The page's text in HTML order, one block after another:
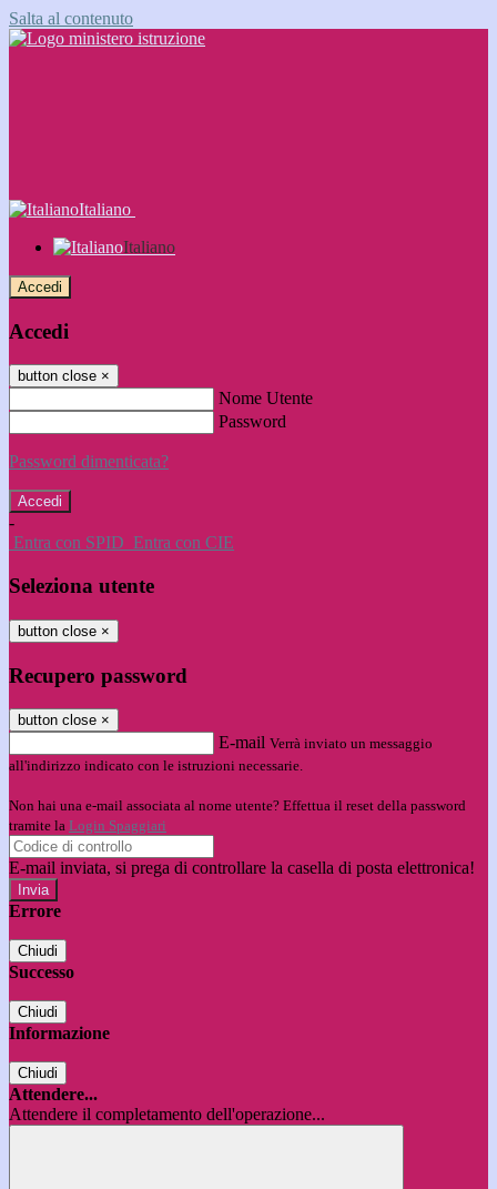
Salta al contenuto
Italiano
Italiano
Accedi
Accedi
button close ×
Nome Utente
Password
Password dimenticata?
-
Entra con SPID Entra con CIE
Seleziona utente
button close ×
Recupero password
button close ×
E-mail Verrà inviato un messaggio
all'indirizzo indicato con le istruzioni necessarie.
Non hai una e-mail associata al nome utente? Effettua il reset della password
tramite la Login Spaggiari
E-mail inviata, si prega di controllare la casella di posta elettronica!
Errore
Chiudi
Successo
Chiudi
Informazione
Chiudi
Attendere...
Attendere il completamento dell'operazione...